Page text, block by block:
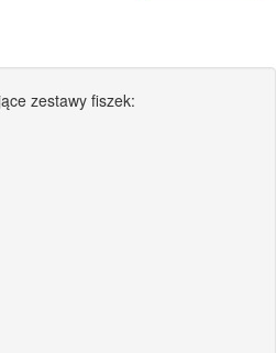
zestawy fiszek: